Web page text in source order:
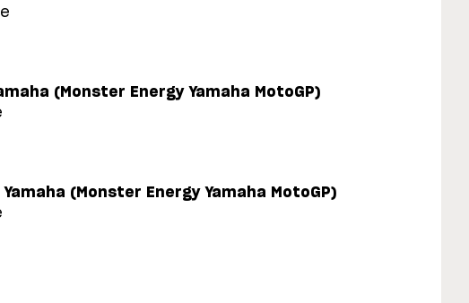
(Monster Energy Yamaha MotoGP)
(Monster Energy Yamaha MotoGP)